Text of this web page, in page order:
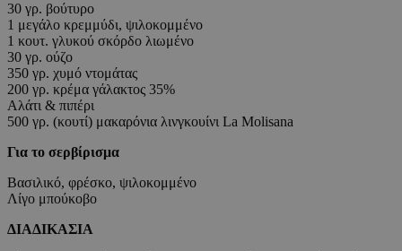
30 γρ. βούτυρο
1 μεγάλο κρεμμύδι, ψιλοκομμένο
1 κουτ. γλυκού σκόρδο λιωμένο
30 γρ. ούζο
350 γρ. χυμό ντομάτας
200 γρ. κρέμα γάλακτος 35%
Αλάτι & πιπέρι
500 γρ. (κουτί) μακαρόνια λινγκουίνι La Molisana
Για το σερβίρισμα
Βασιλικό, φρέσκο, ψιλοκομμένο
Λίγο μπούκοβο
ΔΙΑΔΙΚΑΣΙΑ